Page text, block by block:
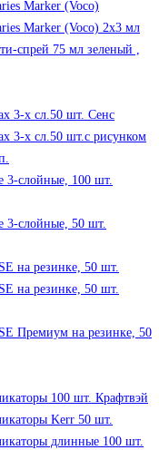
Marker (Voco)
Marker (Voco) 2х3 мл
спрей 75 мл зеленый ,
3-х сл.50 шт. Сенс
3-х сл.50 шт.с рисунком
3-слойные, 100 шт.
3-слойные, 50 шт.
на резинке, 50 шт.
на резинке, 50 шт.
Премиум на резинке, 50
100 шт. Крафтвэй
Kerr 50 шт.
длинные 100 шт.